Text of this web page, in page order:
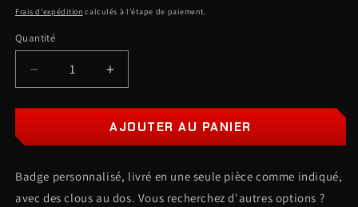
habituel
Frais d'expédition calculés à l'étape de paiement.
Quantité
Quantité
Réduire
la
quantité
Badge
voiture
AbsoluteEddy
Augmenter
la
quantité
de
Badge
voiture
AbsoluteEddy
AJOUTER AU PANIER
Badge personnalisé, livré en une seule pièce comme indiqué,
avec des clous au dos. Vous recherchez d'autres options ?